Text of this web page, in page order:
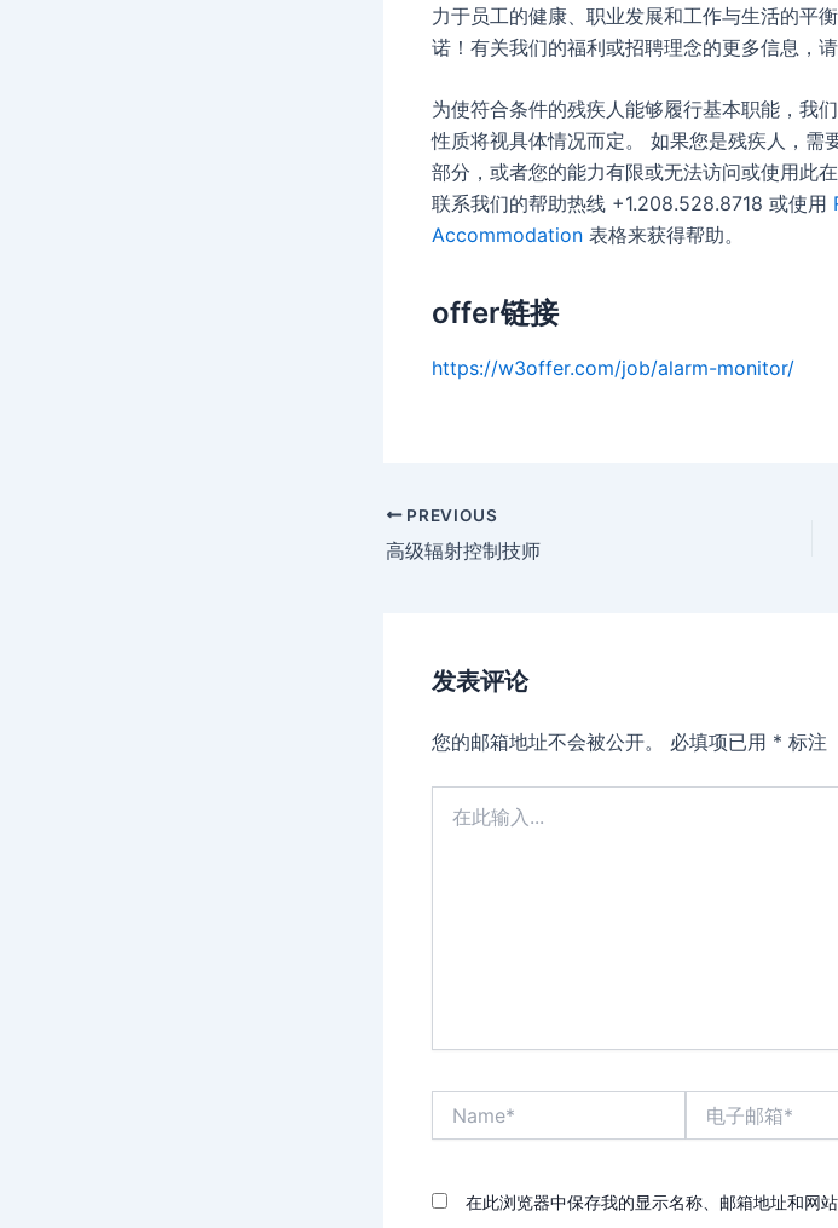
力于员工的健康、职业发展和工作与生活的平
诺！有关我们的福利或招聘理念的更多信息，
为使符合条件的残疾人能够履行基本职能，我
性质将视具体情况而定。 如果您是残疾人，需
部分，或者您的能力有限或无法访问或使用此
联系我们的帮助热线 +1.208.528.8718 或使用
Accommodation 表格来获得帮助。
offer链接
https://w3offer.com/job/alarm-monitor/
Post
navigation
PREVIOUS
高级辐射控制技师
发表评论
您的邮箱地址不会被公开。 必填项已用 * 标注
*
在此浏览器中保存我的显示名称、邮箱地址和网